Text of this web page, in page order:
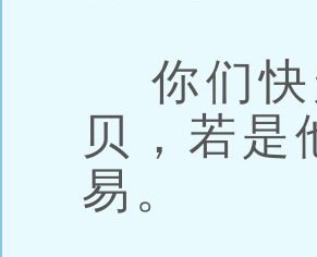
你们快
贝，若是
易。